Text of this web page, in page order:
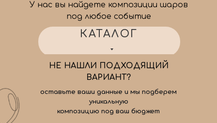
КАТАЛОГ
У нас вы найдете композиции шаров
под любое событие
НЕ НАШЛИ ПОДХОДЯЩИЙ
ВАРИАНТ?
оставьте ваши данные и мы подберем
уникальную
композицию под ваш бюджет